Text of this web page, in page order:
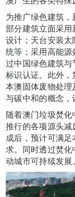
为推广绿色建筑，
部分建筑立面采
设计；天台安装
统等；采用高能
过中国绿色建筑
标识认证。此外
本澳固体废物处
与碳中和的概念，
随着澳门垃圾焚
推行的各项源头
成后，预计可满
求。同时透过焚
动城市可持续发展。